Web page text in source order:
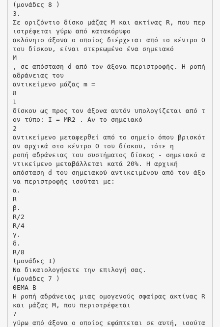
(μονάδες 8 )
3.
Σε οριζόντιο δίσκο μάζας Μ και ακτίνας R, που περ
ιστρέφεται γύρω από κατακόρυφο
ακλόνητο άξονα ο οποίος διέρχεται από το κέντρο Ο
του δίσκου, είναι στερεωμένο ένα σημειακό
M
, σε απόσταση d από τον άξονα περιστροφής. Η ροπή
αδράνειας του
αντικείμενο μάζας m =
8
1
δίσκου ως προς τον άξονα αυτόν υπολογίζεται από τ
ον τύπο: I = MR2 . Αν το σημειακό
2
αντικείμενο μεταφερθεί από το σημείο όπου βρισκότ
αν αρχικά στο κέντρο Ο του δίσκου, τότε η
ροπή αδράνειας του συστήματος δίσκος - σημειακό α
ντικείμενο μεταβάλλεται κατά 20%. Η αρχική
απόσταση d του σημειακού αντικειμένου από τον άξο
να περιστροφής ισούται με:
α.
R
β.
R/2
R/4
γ.
δ.
R/8
(μονάδες 1)
Να δικαιολογήσετε την επιλογή σας.
(μονάδες 7 )
ΘΕΜΑ Β
Η ροπή αδράνειας μιας ομογενούς σφαίρας ακτίνας R
και μάζας Μ, που περιστρέφεται
7
γύρω από άξονα ο οποίος εφάπτεται σε αυτή, ισούτα